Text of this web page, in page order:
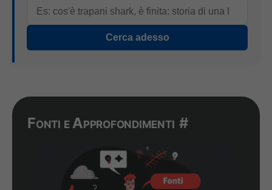
Cerca adesso
Fonti e Approfondimenti #